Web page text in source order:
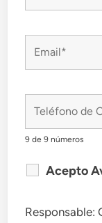
9 de 9 números
Acepto
Responsable: